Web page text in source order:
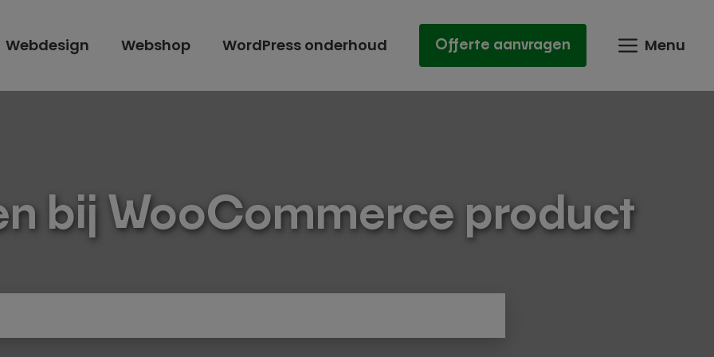
Webdesign Webshop WordPress onderhoud Offerte aanvragen Menu
bij WooCommerce product